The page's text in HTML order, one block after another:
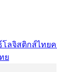
ลจิสติกส์ไทย
ย